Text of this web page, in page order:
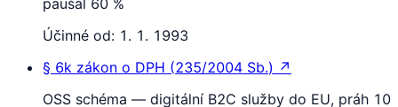
Účinné od: 1. 1. 1993
§ 6k zákon o DPH (235/2004 Sb.) ↗
OSS schéma — digitální B2C služby do EU, práh 10